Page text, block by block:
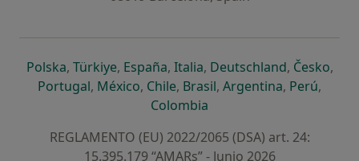
Polskase abre en una nueva pestaña
, Türkiyese abre en una nueva pestaña
, Españase abre en una nueva pestaña
, Italiase abre en una nueva
, Deutschlandse abre en
, Českose
,
Portugalse abre en una nueva pestaña
, Méxicose abre en una nueva pestaña
, Chilese abre en una nueva pestaña
, Brasilse abre en una nueva
, Argentinase abre en
, Perúse
,
Colombia
REGLAMENTO (EU) 2022/2065 (DSA) art. 24:
15.395.179 “AMARs” - Junio 2026